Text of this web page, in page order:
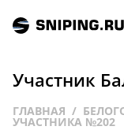
Участник
ГЛАВНАЯ
УЧАСТНИКА №202